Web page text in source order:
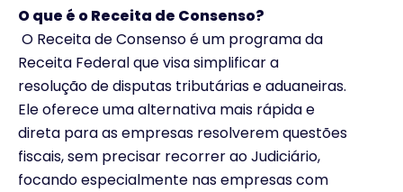
O que é o Receita de Consenso?
O Receita de Consenso é um programa da
Receita Federal que visa simplificar a
resolução de disputas tributárias e aduaneiras.
Ele oferece uma alternativa mais rápida e
direta para as empresas resolverem questões
fiscais, sem precisar recorrer ao Judiciário,
focando especialmente nas empresas com